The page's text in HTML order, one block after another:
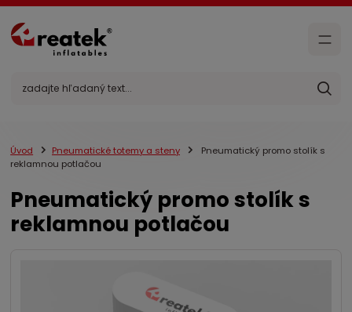
Úvod Pneumatické totemy a steny
Pneumatický promo stolík s
reklamnou potlačou
Pneumatický promo stolík s
reklamnou potlačou